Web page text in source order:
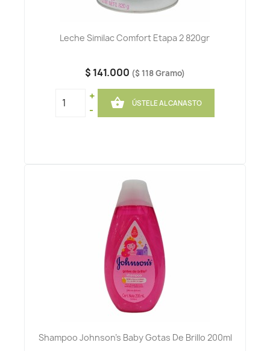
Leche Similac Comfort Etapa 2 820gr
$ 141.000 ($ 118 Gramo)
+
-
 ÚSTELE AL CANASTO
Shampoo Johnson's Baby Gotas De Brillo 200ml